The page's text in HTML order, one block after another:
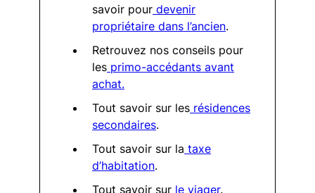
savoir pour devenir
propriétaire dans l’ancien.
Retrouvez nos conseils pour
les primo-accédants avant
achat.
Tout savoir sur les résidences
secondaires.
Tout savoir sur la taxe
d’habitation.
Tout savoir sur le viager.